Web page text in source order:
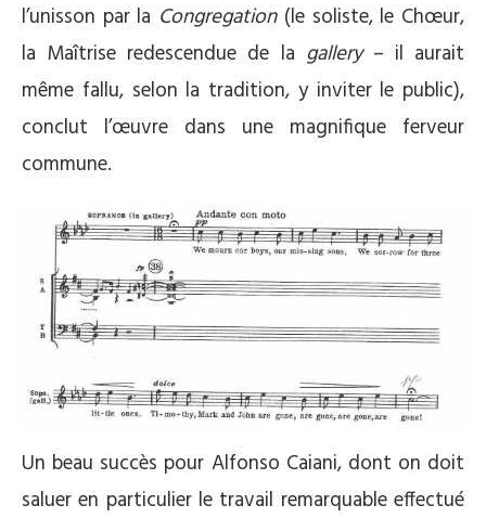
l’unisson par la Congregation(le soliste, le Chœur,
la Maîtrise redescendue de la gallery– il aurait
même fallu, selon la tradition, y inviter le public),
conclut l’œuvre dans une magnifique ferveur
commune.
Un beau succès pour Alfonso Caiani, dont on doit
saluer en particulier le travail remarquable effectué